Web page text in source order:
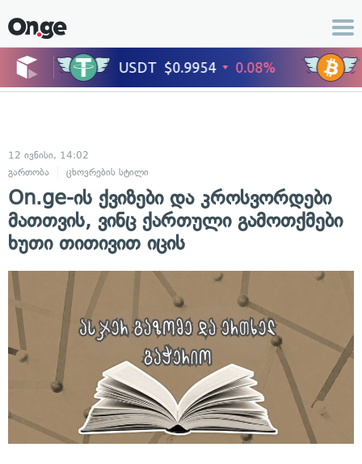
12 ივნისი, 14:02
გართობა
ცხოვრების სტილი
On.ge-ის ქვიზები და კროსვორდები
მათთვის, ვინც ქართული გამოთქმები
ხუთი თითივით იცის